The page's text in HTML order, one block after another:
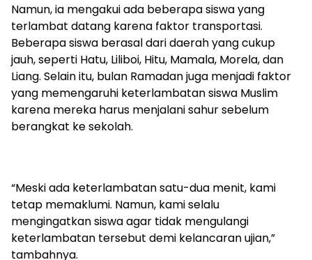
Namun, ia mengakui ada beberapa siswa yang
terlambat datang karena faktor transportasi.
Beberapa siswa berasal dari daerah yang cukup
jauh, seperti Hatu, Liliboi, Hitu, Mamala, Morela, dan
Liang. Selain itu, bulan Ramadan juga menjadi faktor
yang memengaruhi keterlambatan siswa Muslim
karena mereka harus menjalani sahur sebelum
berangkat ke sekolah.
“Meski ada keterlambatan satu-dua menit, kami
tetap memaklumi. Namun, kami selalu
mengingatkan siswa agar tidak mengulangi
keterlambatan tersebut demi kelancaran ujian,”
tambahnya.